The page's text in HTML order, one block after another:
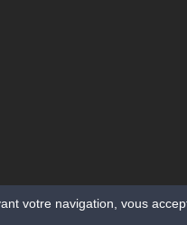
votre navigation, vous